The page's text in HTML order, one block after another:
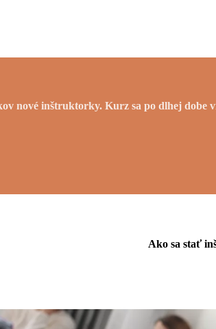
nové inštruktorky. Kurz sa po dlhej dobe
Ako sa stať